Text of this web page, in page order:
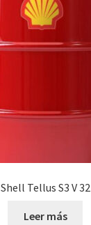
Shell Tellus S3 V 32
Leer más